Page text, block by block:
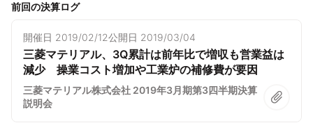
前回の決算ログ
開催日 2019/02/12公開日 2019/03/04
三菱マテリアル、3Q累計は前年比で増収も営業益は
減少 操業コスト増加や工業炉の補修費が要因
三菱マテリアル株式会社 2019年3月期第3四半期決算
説明会